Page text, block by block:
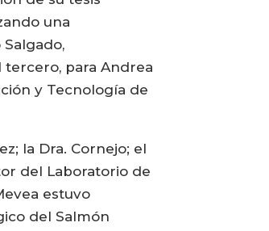
una
tercero, para Andrea
y Tecnología de
la Dra. Cornejo; el
del Laboratorio de
estuvo
del Salmón